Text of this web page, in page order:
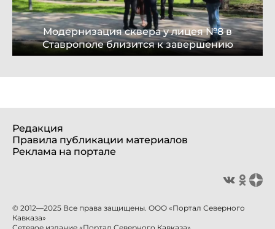
Модернизация сквера у лицея №8 в
Ставрополе близится к завершению
Редакция
Правила публикации материалов
Реклама на портале
© 2012—2025 Все права защищены. ООО «Портал Северного
Кавказа»